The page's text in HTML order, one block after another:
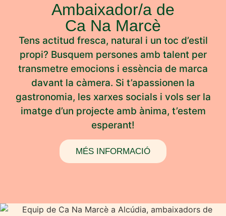
Ambaixador/a de
Ca Na Marcè
Tens actitud fresca, natural i un toc d’estil
propi? Busquem persones amb talent per
transmetre emocions i essència de marca
davant la càmera. Si t’apassionen la
gastronomia, les xarxes socials i vols ser la
imatge d’un projecte amb ànima, t’estem
esperant!
MÉS INFORMACIÓ